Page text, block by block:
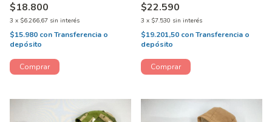
$18.800
3 x $6.266,67 sin interés
$15.980 conTransferencia o
depósito
$22.590
3 x $7.530 sin interés
$19.201,50 conTransferencia o
depósito